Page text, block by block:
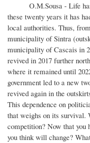
O.M.Sousa - Life has
these twenty years it has
local authorities. Thus,
municipality of Sintra
municipality of Cascais in
revived in 2017 further
where it remained until
government led to a new
revived again in the
This dependence on
that weighs on its survival.
competition? Now that you
you think will change?